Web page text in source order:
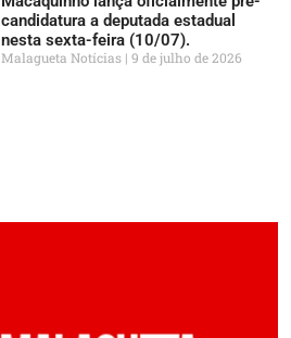
candidatura a deputada estadual
nesta sexta-feira (10/07).
Malagueta Notícias 9 de julho de 2026